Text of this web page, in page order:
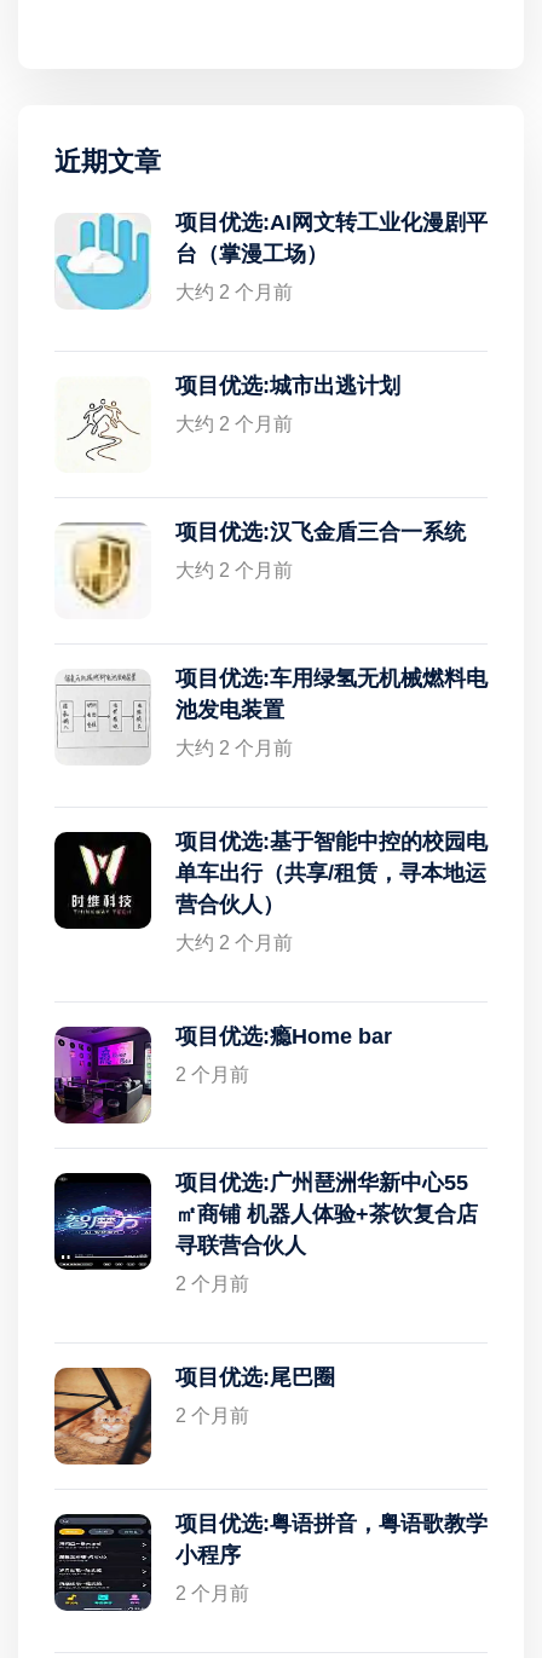
近期文章
项目优选:AI网文转工业化漫剧平
台（掌漫工场）
大约 2 个月前
项目优选:城市出逃计划
大约 2 个月前
项目优选:汉飞金盾三合一系统
大约 2 个月前
项目优选:车用绿氢无机械燃料电
池发电装置
大约 2 个月前
项目优选:基于智能中控的校园电
单车出行（共享/租赁，寻本地运
营合伙人）
大约 2 个月前
项目优选:瘾Home bar
2 个月前
项目优选:广州琶洲华新中心55
㎡商铺 机器人体验+茶饮复合店
寻联营合伙人
2 个月前
项目优选:尾巴圈
2 个月前
项目优选:粤语拼音，粤语歌教学
小程序
2 个月前